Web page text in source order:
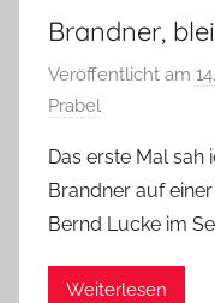
Brandner,
Veröffentlicht am
Prabel
Das erste Mal sah
Brandner auf
Bernd Lucke im
Weiterlesen